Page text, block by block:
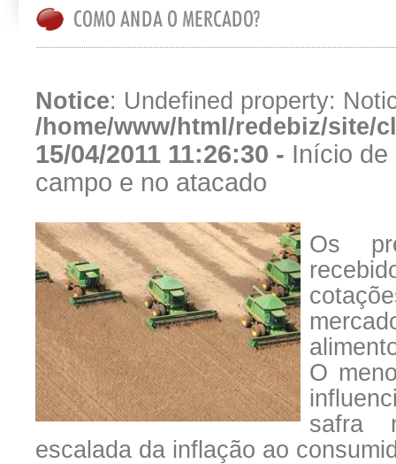
Notice: Undefined property:
/home/www/html/redebiz/site/
15/04/2011 11:26:30 - Início
campo e no atacado
Os
O
safra
escalada da inflação ao